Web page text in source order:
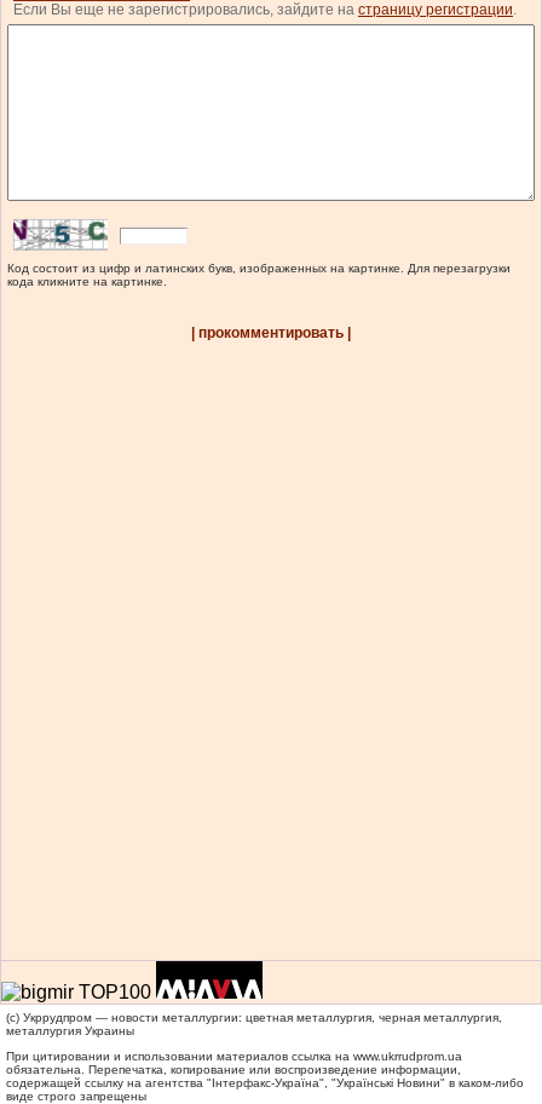
Если Вы еще не зарегистрировались, зайдите на страницу регистрации.
Код состоит из цифр и латинских букв, изображенных на картинке. Для перезагрузки
кода кликните на картинке.
| прокомментировать |
(c) Укррудпром — новости металлургии: цветная металлургия, черная металлургия,
металлургия Украины
При цитировании и использовании материалов ссылка на www.ukrrudprom.ua
обязательна. Перепечатка, копирование или воспроизведение информации,
содержащей ссылку на агентства "Iнтерфакс-Україна", "Українськi Новини" в каком-либо
виде строго запрещены